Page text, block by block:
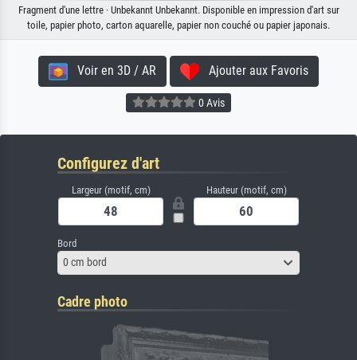
Fragment d'une lettre · Unbekannt Unbekannt. Disponible en impression d'art sur
toile, papier photo, carton aquarelle, papier non couché ou papier japonais.
Voir en 3D / AR Ajouter aux Favoris
0 Avis
Configurez d'art
Largeur (motif, cm) Hauteur (motif, cm)
Bord
0 cm bord
Cadre photo